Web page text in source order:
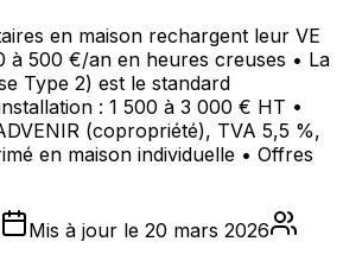
en maison rechargent leur VE
à 500 €/an en heures creuses • La
Type 2) est le standard
: 1 500 à 3 000 € HT •
(copropriété), TVA 5,5 %,
en maison individuelle • Offres
Mis à jour le 20 mars 2026